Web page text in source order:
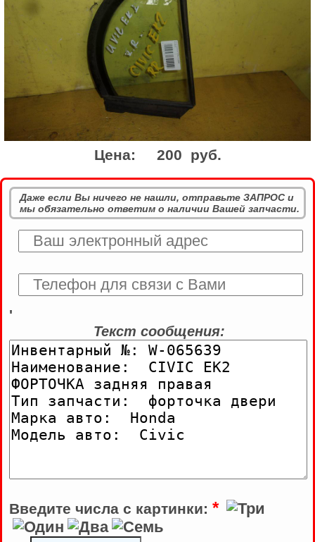
Цена: 200 руб.
Даже если Вы ничего не нашли, отправьте ЗАПРОС и
мы обязательно ответим о наличии Вашей запчасти.
'
Текст сообщения:
Введите числа с картинки: *